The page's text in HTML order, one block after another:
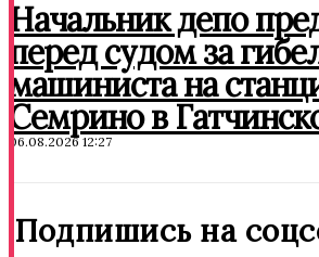
Начальник депо
перед судом за
машиниста на
Семрино в
06.08.2026 12:27
Подпишись на